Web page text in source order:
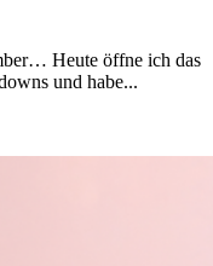
Heute öffne ich das
und habe...